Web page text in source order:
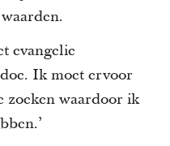
evangelie
Ik moet ervoor
zoeken waardoor ik